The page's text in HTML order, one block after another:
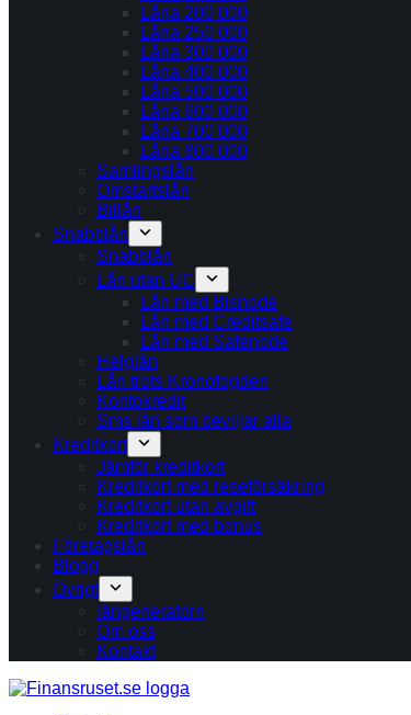
Låna 200 000
Låna 250 000
Låna 300 000
Låna 400 000
Låna 500 000
Låna 600 000
Låna 700 000
Låna 800 000
Samlingslån
Omstartslån
Billån
Snabblån
Snabblån
Lån utan UC
Lån med Bisnode
Lån med Creditsafe
Lån med Safenode
Helglån
Lån trots Kronofogden
Kontokredit
Sms lån som beviljar alla
Kreditkort
Jämför kreditkort
Kreditkort med reseförsäkring
Kreditkort utan avgift
Kreditkort med bonus
Företagslån
Blogg
Övrigt
långeneratorn
Om oss
Kontakt